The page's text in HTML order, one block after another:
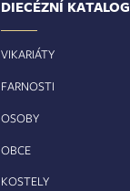
DIECÉZNÍ KATALOG
VIKARIÁTY
FARNOSTI
OSOBY
OBCE
KOSTELY